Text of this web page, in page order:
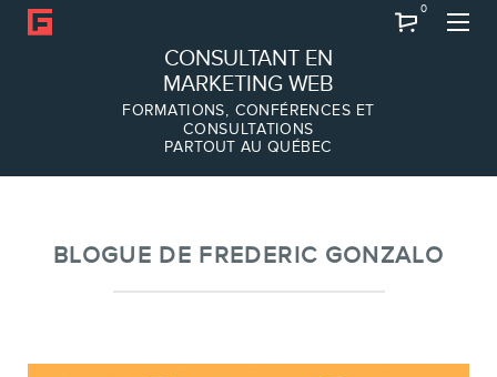
CONSULTANT EN
MARKETING WEB
FORMATIONS, CONFÉRENCES ET
CONSULTATIONS
PARTOUT AU QUÉBEC
0
À PROPOS
Équipe
BLOGUE DE FREDERIC GONZALO